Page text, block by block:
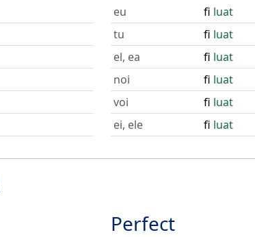
eu fi luat
tu
fi luat
el, ea
fi luat
noi
fi luat
voi
fi luat
ei, ele
fi luat
Perfect